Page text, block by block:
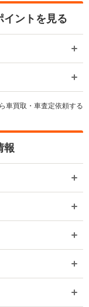
イントを見る
車買取・車査定依頼する
報